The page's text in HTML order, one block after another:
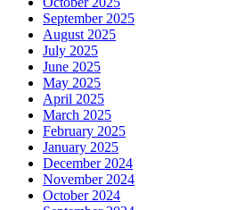
September 2025
August 2025
July 2025
June 2025
May 2025
April 2025
March 2025
February 2025
January 2025
December 2024
November 2024
October 2024